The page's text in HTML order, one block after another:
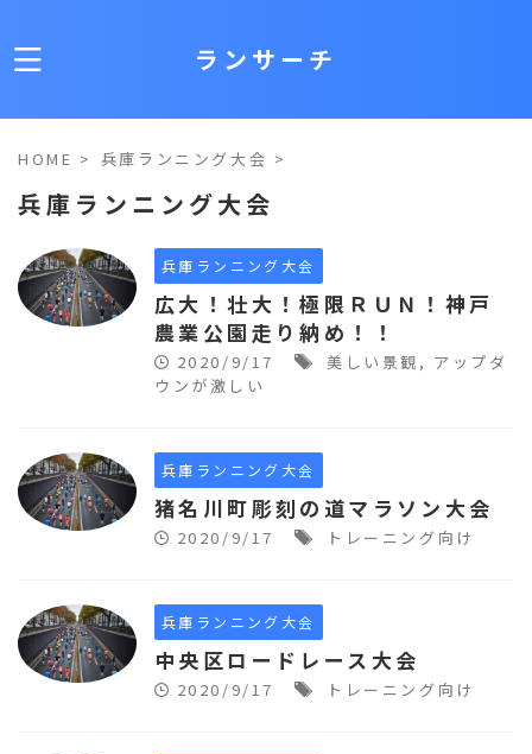
ランサーチ
HOME > 兵庫ランニング大会 >
兵庫ランニング大会
兵庫ランニング大会
広大！壮大！極限ＲＵＮ！神戸
農業公園走り納め！！
2020/9/17 美しい景観 , アップダ
ウンが激しい
兵庫ランニング大会
猪名川町彫刻の道マラソン大会
2020/9/17 トレーニング向け
兵庫ランニング大会
中央区ロードレース大会
2020/9/17 トレーニング向け